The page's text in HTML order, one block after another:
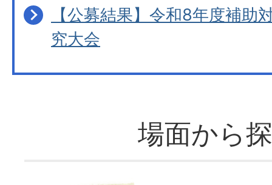
【公募結果】令和8年度補助
究大会
場面から